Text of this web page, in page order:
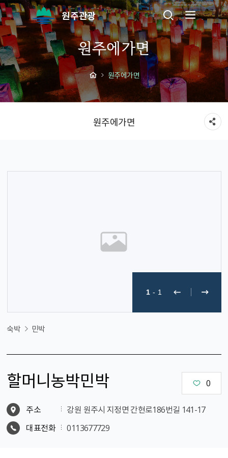
원주관광
원주에가면
원주에가면
원주에가면
1 - 1
숙박 민박
할머니농박민박 0
주소
강원 원주시 지정면 간현로186번길 141-17
대표전화
0113677729